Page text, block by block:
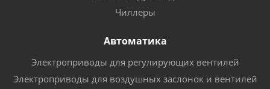
Чиллеры
Автоматика
Электроприводы для регулирующих вентилей
Электроприводы для воздушных заслонок и вентилей